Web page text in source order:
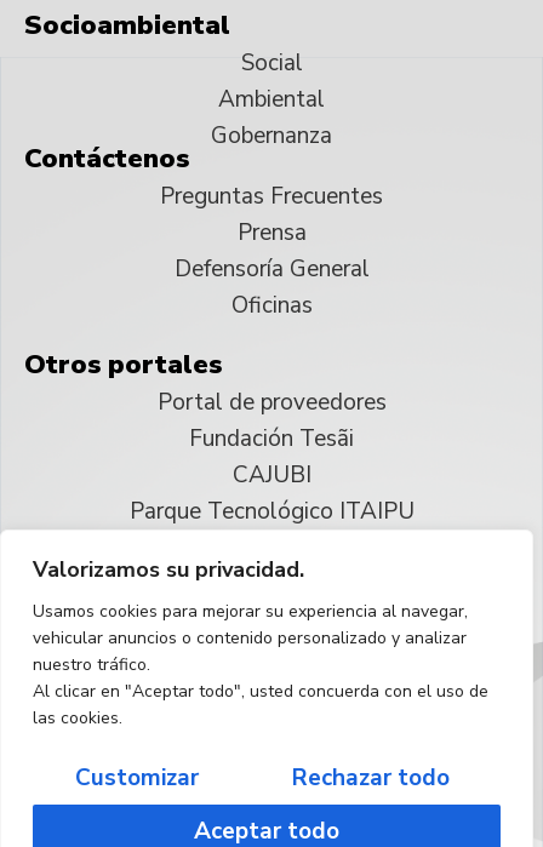
Valorizamos su privacidad.
Usamos cookies para mejorar su experiencia al navegar,
vehicular anuncios o contenido personalizado y analizar
nuestro tráfico.
Al clicar en "Aceptar todo", usted concuerda con el uso de
las cookies.
Customizar
Rechazar todo
Aceptar todo
Socioambiental
Social
Ambiental
Gobernanza
Contáctenos
Preguntas Frecuentes
Prensa
Defensoría General
Oficinas
Otros portales
Portal de proveedores
Fundación Tesãi
CAJUBI
Parque Tecnológico ITAIPU
Reservados todos los derechos
Español